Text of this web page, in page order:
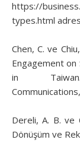
https://
types.html
Chen, C. ve
Engagement on
in
Dereli, A. B. ve
Dönüşüm ve